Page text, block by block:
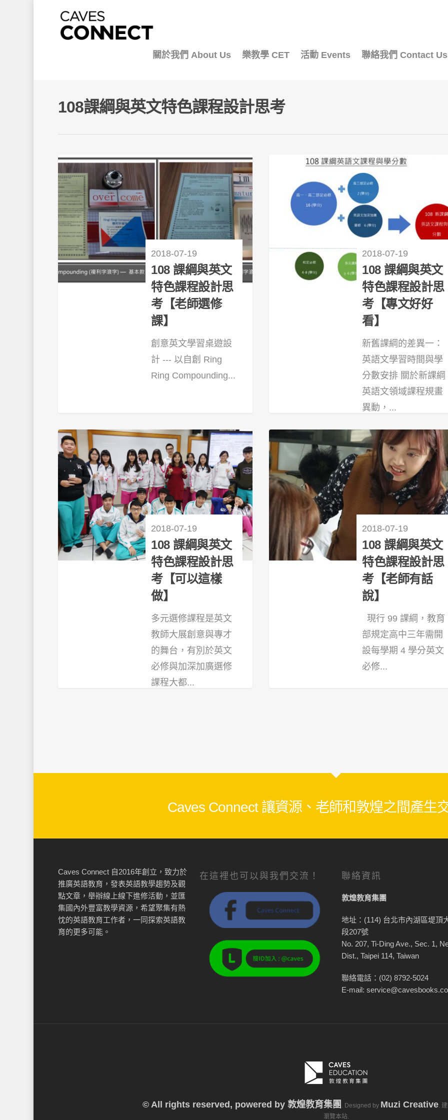
關於我們 About Us 樂教學 CET 活動 Events 聯絡我們 Contact Us
108課綱與英文特色課程設計思考
2018-07-19
108 課綱與英文
特色課程設計思
考【老師選修
課】
創意英文學習桌遊設
計 --- 以自創 Ring
Ring Compounding...
2018-07-19
108 課綱與英文
特色課程設計思
考【專文好好
看】
新舊課綱的差異一：
英語文學習時間與學
分數安排 關於新課綱
英語文領域課程規畫
異動，...
2018-07-19
108 課綱與英文
特色課程設計思
考【可以這樣
做】
多元選修課程是英文
教師大展創意與專才
的舞台，有別於英文
必修與加深加廣選修
課程大都...
2018-07-19
108 課綱與英文
特色課程設計思
考【老師有話
說】
現行 99 課綱，教育
部規定高中三年需開
設每學期 4 學分英文
必修...
Caves Connect 讓資源、老師和敦煌之間產生
Caves Connect 自2016年創立，致力於
推廣英語教育，發表英語教學趨勢及觀
點文章，舉辦線上線下進修活動，並匯
集國內外豐富教學資源，希望聚集有熱
忱的英語教育工作者，一同探索英語教
育的更多可能。
在這裡也可以與我們交流！ 聯絡資訊
敦煌教育集團
地址：(114) 台北市內湖區堤頂
段207號
No. 207, Ti-Ding Ave., Sec. 1,
Dist., Taipei 114, Taiwan
聯絡電話：(02) 8792-5024
E-mail:
© All rights reserved, powered by 敦煌教育集團 . Designed by Muzi Creative.
瀏覽本站.